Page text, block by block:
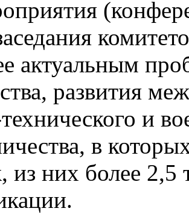
актуальным
развития
и
в
из них более